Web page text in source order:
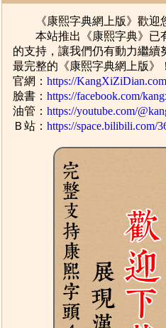
《康熙字典網上版》歡迎
本站推出《康熙字典》已
的支持，讓我們仍有動力繼
最完整的《康熙字典網上版》！
官網：https://KangXiZiDian.com
臉書：https://facebook.com/
油管：https://youtube.com/
Ｂ站：https://space.bilibili.com/